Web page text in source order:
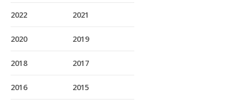
2022 2021
2020 2019
2018 2017
2016 2015